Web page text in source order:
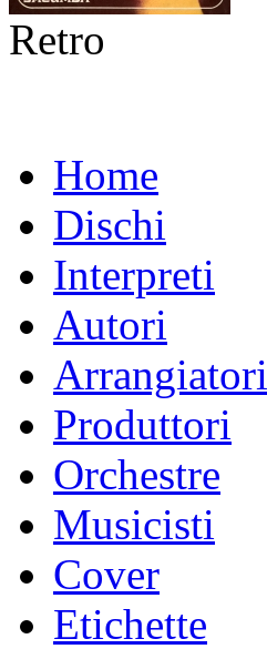
Retro
Home
Dischi
Interpreti
Autori
Arrangiatori
Produttori
Orchestre
Musicisti
Cover
Etichette